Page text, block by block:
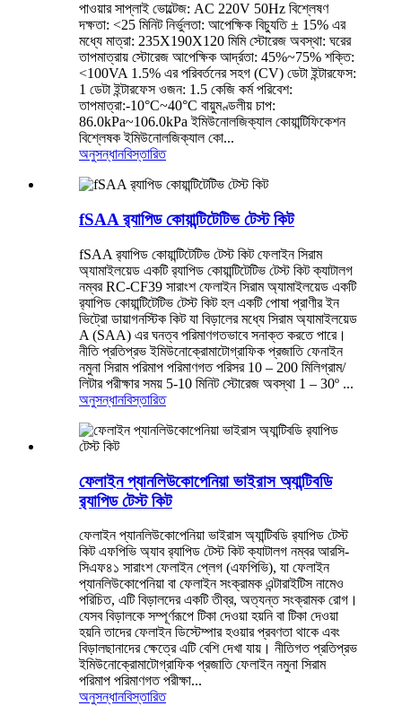
পাওয়ার সাপ্লাই ভোল্টেজ: AC 220V 50Hz বিশ্লেষণ
দক্ষতা: <25 মিনিট নির্ভুলতা: আপেক্ষিক বিচ্যুতি ± 15% এর
মধ্যে মাত্রা: 235X190X120 মিমি স্টোরেজ অবস্থা: ঘরের
তাপমাত্রায় স্টোরেজ আপেক্ষিক আর্দ্রতা: 45%~75% শক্তি:
<100VA 1.5% এর পরিবর্তনের সহগ (CV) ডেটা ইন্টারফেস:
1 ডেটা ইন্টারফেস ওজন: 1.5 কেজি কর্ম পরিবেশ:
তাপমাত্রা:-10°C~40°C বায়ুমণ্ডলীয় চাপ:
86.0kPa~106.0kPa ইমিউনোলজিক্যাল কোয়ান্টিফিকেশন
বিশ্লেষক ইমিউনোলজিক্যাল কো...
অনুসন্ধানবিস্তারিত
fSAA র‍্যাপিড কোয়ান্টিটেটিভ টেস্ট কিট
fSAA র‍্যাপিড কোয়ান্টিটেটিভ টেস্ট কিট ফেলাইন সিরাম
অ্যামাইলয়েড একটি র‍্যাপিড কোয়ান্টিটেটিভ টেস্ট কিট ক্যাটালগ
নম্বর RC-CF39 সারাংশ ফেলাইন সিরাম অ্যামাইলয়েড একটি
র‍্যাপিড কোয়ান্টিটেটিভ টেস্ট কিট হল একটি পোষা প্রাণীর ইন
ভিট্রো ডায়াগনস্টিক কিট যা বিড়ালের মধ্যে সিরাম অ্যামাইলয়েড
A (SAA) এর ঘনত্ব পরিমাণগতভাবে সনাক্ত করতে পারে।
নীতি প্রতিপ্রভ ইমিউনোক্রোমাটোগ্রাফিক প্রজাতি ফেনাইন
নমুনা সিরাম পরিমাপ পরিমাণগত পরিসর 10 – 200 মিলিগ্রাম/
লিটার পরীক্ষার সময় 5-10 মিনিট স্টোরেজ অবস্থা 1 – 30º ...
অনুসন্ধানবিস্তারিত
ফেলাইন প্যানলিউকোপেনিয়া ভাইরাস অ্যান্টিবডি
র‍্যাপিড টেস্ট কিট
ফেলাইন প্যানলিউকোপেনিয়া ভাইরাস অ্যান্টিবডি র‍্যাপিড টেস্ট
কিট এফপিভি অ্যাব র‍্যাপিড টেস্ট কিট ক্যাটালগ নম্বর আরসি-
সিএফ৪১ সারাংশ ফেলাইন প্লেগ (এফপিভি), যা ফেলাইন
প্যানলিউকোপেনিয়া বা ফেলাইন সংক্রামক এন্টারাইটিস নামেও
পরিচিত, এটি বিড়ালদের একটি তীব্র, অত্যন্ত সংক্রামক রোগ।
যেসব বিড়ালকে সম্পূর্ণরূপে টিকা দেওয়া হয়নি বা টিকা দেওয়া
হয়নি তাদের ফেলাইন ডিস্টেম্পার হওয়ার প্রবণতা থাকে এবং
বিড়ালছানাদের ক্ষেত্রে এটি বেশি দেখা যায়। নীতিগত প্রতিপ্রভ
ইমিউনোক্রোমাটোগ্রাফিক প্রজাতি ফেলাইন নমুনা সিরাম
পরিমাপ পরিমাণগত পরীক্ষা...
অনুসন্ধানবিস্তারিত